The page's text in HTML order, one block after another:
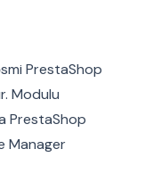
PrestaShop
Modulu
PrestaShop
Manager